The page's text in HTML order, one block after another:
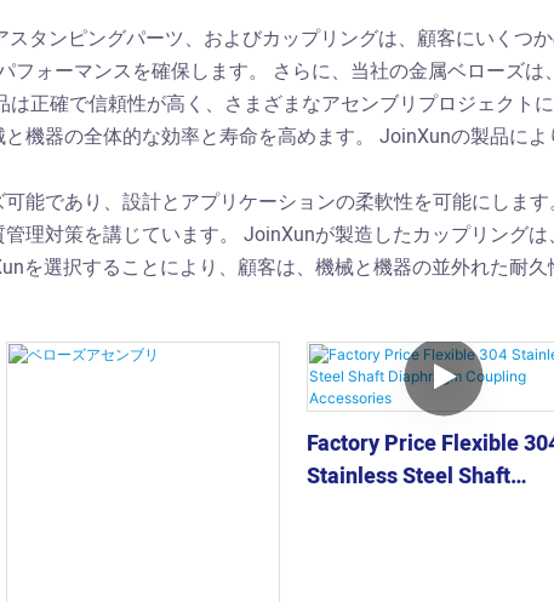
タンピングパーツ、およびカップリングは、顧客にいくつ
ォーマンスを確保します。 さらに、当社の金属ベローズ
正確で信頼性が高く、さまざまなアセンブリプロジェクト
機器の全体的な効率と寿命を高めます。 JoinXunの製品に
能であり、設計とアプリケーションの柔軟性を可能にしま
理対策を講じています。 JoinXunが製造したカップリング
を選択することにより、顧客は、機械と機器の並外れた耐
Factory Price Flexible
Stainless Steel Shaft